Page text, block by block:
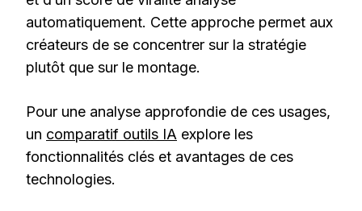
automatiquement. Cette approche permet aux
créateurs de se concentrer sur la stratégie
plutôt que sur le montage.
Pour une analyse approfondie de ces usages,
un comparatif outils IA explore les
fonctionnalités clés et avantages de ces
technologies.